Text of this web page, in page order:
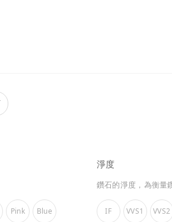
Pink Blue
淨度
鑽石的淨度，為衡量
IF VVS1 VVS2